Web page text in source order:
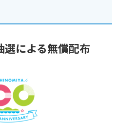
選による無償配布